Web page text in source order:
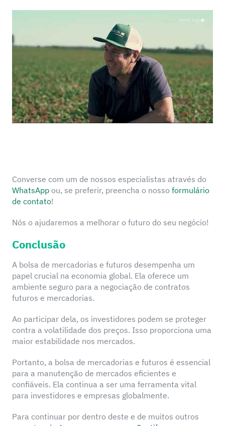
Converse com um de nossos especialistas através do
WhatsApp ou, se preferir, preencha o nosso formulário
de contato!
Nós o ajudaremos a melhorar o futuro do seu negócio!
Conclusão
A bolsa de mercadorias e futuros desempenha um
papel crucial na economia global. Ela oferece um
ambiente seguro para a negociação de contratos
futuros e mercadorias.
Ao participar dela, os investidores podem se proteger
contra a volatilidade dos preços. Isso proporciona uma
maior estabilidade nos mercados.
Portanto, a bolsa de mercadorias e futuros é essencial
para a manutenção de mercados eficientes e
confiáveis. Ela continua a ser uma ferramenta vital
para investidores e empresas globalmente.
Para continuar por dentro deste e de muitos outros